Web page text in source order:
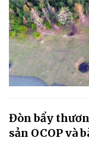
Đòn bẩy
sản OCOP và